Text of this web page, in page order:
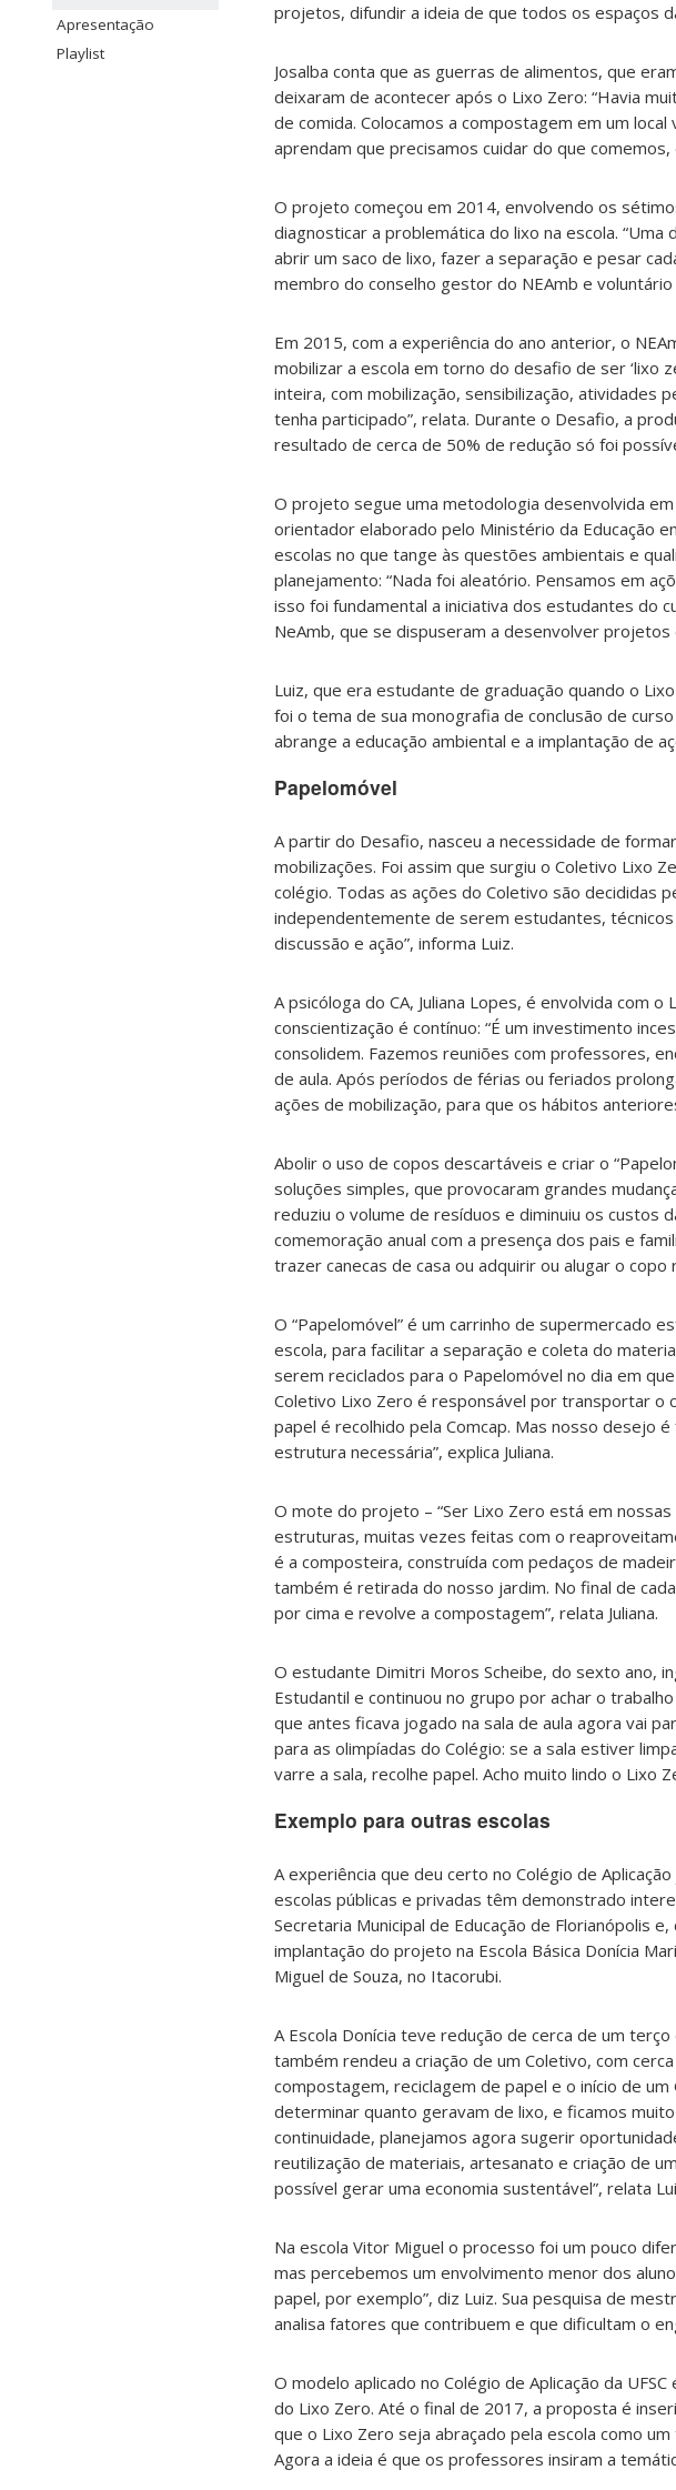
Apresentação
Playlist
projetos, difundir a ideia de que todos os espaços
Josalba conta que as guerras de alimentos, que
deixaram de acontecer após o Lixo Zero: “Havia
de comida. Colocamos a compostagem em um
aprendam que precisamos cuidar do que
O projeto começou em 2014, envolvendo os
diagnosticar a problemática do lixo na escola.
abrir um saco de lixo, fazer a separação e pesar
membro do conselho gestor do NEAmb e
Em 2015, com a experiência do ano anterior, o
mobilizar a escola em torno do desafio de ser ‘lixo
inteira, com mobilização, sensibilização, atividades
tenha participado”, relata. Durante o Desafio, a
resultado de cerca de 50% de redução só foi
O projeto segue uma metodologia desenvolvida
orientador elaborado pelo Ministério da Educação
escolas no que tange às questões ambientais e
planejamento: “Nada foi aleatório. Pensamos em
isso foi fundamental a iniciativa dos estudantes do
NeAmb, que se dispuseram a desenvolver
Luiz, que era estudante de graduação quando o
foi o tema de sua monografia de conclusão de
abrange a educação ambiental e a implantação de
Papelomóvel
A partir do Desafio, nasceu a necessidade de
mobilizações. Foi assim que surgiu o Coletivo Lixo
colégio. Todas as ações do Coletivo são decididas
independentemente de serem estudantes,
discussão e ação”, informa Luiz.
A psicóloga do CA, Juliana Lopes, é envolvida com
conscientização é contínuo: “É um investimento
consolidem. Fazemos reuniões com professores,
de aula. Após períodos de férias ou feriados
ações de mobilização, para que os hábitos
Abolir o uso de copos descartáveis e criar o
soluções simples, que provocaram grandes
reduziu o volume de resíduos e diminuiu os custos
comemoração anual com a presença dos pais e
trazer canecas de casa ou adquirir ou alugar o copo
O “Papelomóvel” é um carrinho de supermercado
escola, para facilitar a separação e coleta do
serem reciclados para o Papelomóvel no dia em
Coletivo Lixo Zero é responsável por transportar o
papel é recolhido pela Comcap. Mas nosso desejo
estrutura necessária”, explica Juliana.
O mote do projeto – “Ser Lixo Zero está em
estruturas, muitas vezes feitas com o
é a composteira, construída com pedaços de
também é retirada do nosso jardim. No final de
por cima e revolve a compostagem”, relata Juliana.
O estudante Dimitri Moros Scheibe, do sexto ano,
Estudantil e continuou no grupo por achar o
que antes ficava jogado na sala de aula agora vai
para as olimpíadas do Colégio: se a sala estiver
varre a sala, recolhe papel. Acho muito lindo o Lixo
Exemplo para outras escolas
A experiência que deu certo no Colégio de
escolas públicas e privadas têm demonstrado
Secretaria Municipal de Educação de Florianópolis
implantação do projeto na Escola Básica Donícia
Miguel de Souza, no Itacorubi.
A Escola Donícia teve redução de cerca de um
também rendeu a criação de um Coletivo, com
compostagem, reciclagem de papel e o início de
determinar quanto geravam de lixo, e ficamos
continuidade, planejamos agora sugerir
reutilização de materiais, artesanato e criação de
possível gerar uma economia sustentável”, relata
Na escola Vitor Miguel o processo foi um pouco
mas percebemos um envolvimento menor dos
papel, por exemplo”, diz Luiz. Sua pesquisa de
analisa fatores que contribuem e que dificultam o
O modelo aplicado no Colégio de Aplicação da
do Lixo Zero. Até o final de 2017, a proposta é
que o Lixo Zero seja abraçado pela escola como
Agora a ideia é que os professores insiram a